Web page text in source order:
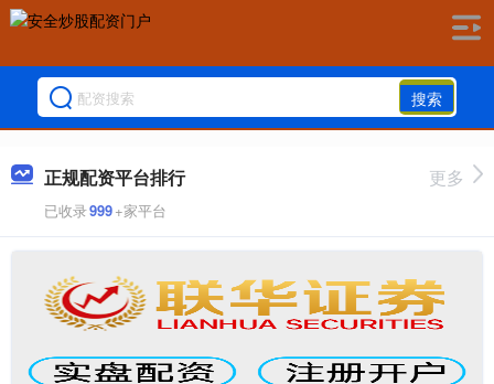
搜索
正规配资平台排行
已收录999+家平台
更多